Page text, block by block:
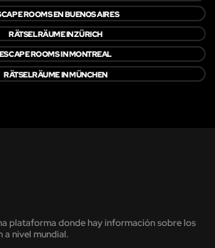
ROOMS EN BUENOS AIRES
RÄTSELRÄUME IN ZÜRICH
ESCAPE ROOMS IN MONTREAL
RÄTSELRÄUME IN MÜNCHEN
plataforma donde hay información sobre los
a nivel mundial.